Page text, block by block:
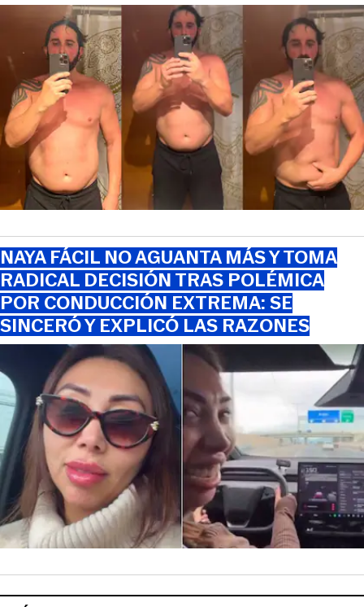
NAYA FÁCIL NO AGUANTA MÁS Y TOMA
RADICAL DECISIÓN TRAS POLÉMICA
POR CONDUCCIÓN EXTREMA: SE
SINCERÓ Y EXPLICÓ LAS RAZONES